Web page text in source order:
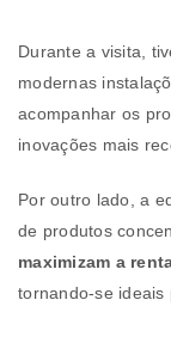
Durante a visita,
modernas
acompanhar os
inovações mais
Por outro lado, a
de produtos
maximizam a
tornando-se ideais